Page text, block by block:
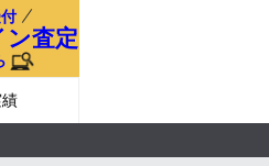
査定